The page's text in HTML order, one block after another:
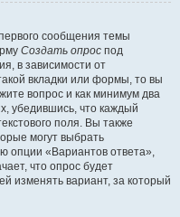
сообщения темы
Создать опрос под
в зависимости от
вкладки или формы, то вы
вопрос и как минимум два
убедившись, что каждый
поля. Вы также
могут выбрать
опции «Вариантов ответа»,
что опрос будет
изменять вариант, за который